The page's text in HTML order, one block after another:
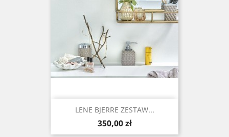
LENE BJERRE ZESTAW...
Cena
350,00 zł